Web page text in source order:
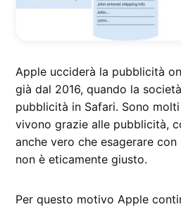
Apple ucciderà la pubblicità
già dal 2016, quando la
pubblicità in Safari. Sono
vivono grazie alle pubblicità,
anche vero che esagerare
non è eticamente giusto.
Per questo motivoApple